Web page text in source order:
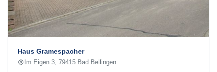
Haus Gramespacher
Im Eigen 3, 79415 Bad Bellingen